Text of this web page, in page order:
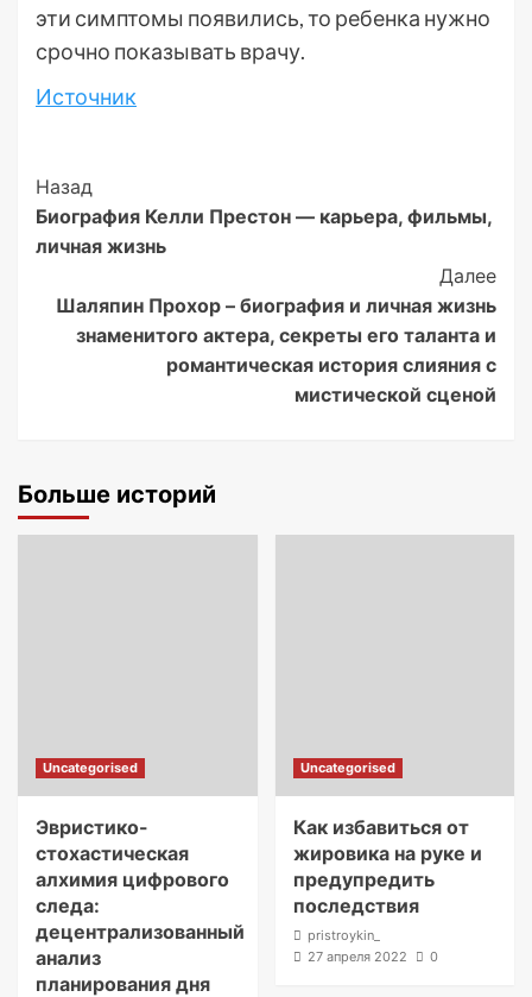
эти симптомы появились, то ребенка нужно
срочно показывать врачу.
Источник
Post
Navigation
Назад
Биография Келли Престон — карьера, фильмы,
личная жизнь
Далее
Шаляпин Прохор – биография и личная жизнь
знаменитого актера, секреты его таланта и
романтическая история слияния с
мистической сценой
Больше историй
Uncategorised
Эвристико-
стохастическая
алхимия цифрового
следа:
децентрализованный
анализ
планирования дня
Uncategorised
Как избавиться от
жировика на руке и
предупредить
последствия
pristroykin_
27 апреля 2022
0